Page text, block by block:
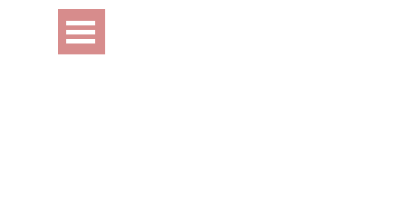
Перейти к контенту
Пропустить меню